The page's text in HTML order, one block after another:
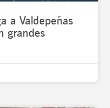
a Valdepeñas
grandes